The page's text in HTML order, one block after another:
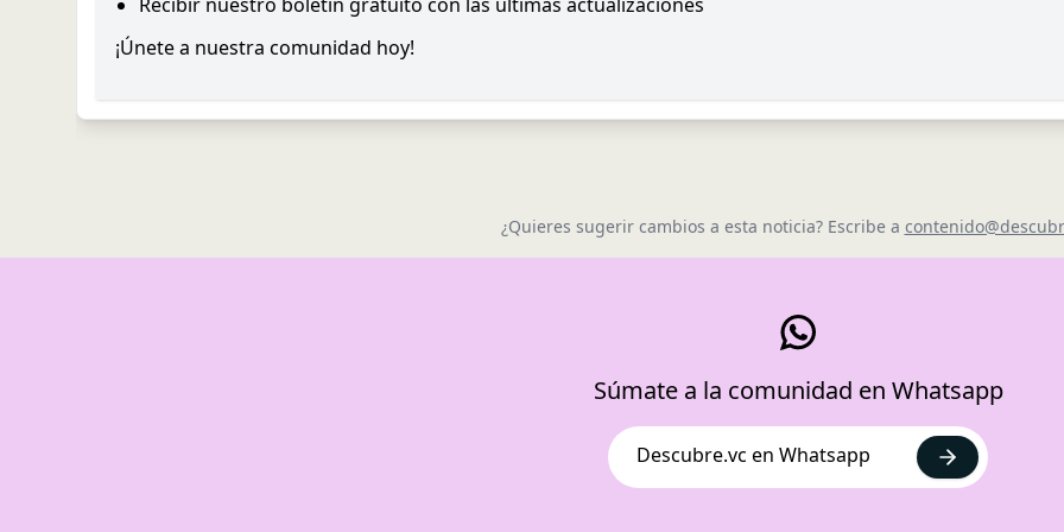
¡Únete a nuestra comunidad hoy!
¿Quieres sugerir cambios a esta noticia? Escribe a
Súmate a la comunidad en Whatsapp
Descubre.vc en Whatsapp